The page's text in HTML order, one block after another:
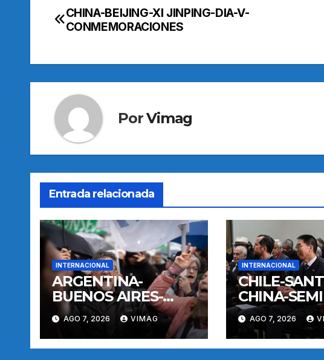
Navegación
entradas
CHINA-BEIJING-XI JINPING-DIA-V-
CONMEMORACIONES
PorVimag
Entrada relacionada
INTERNACIONAL
ARGENTINA-
BUENOS AIRES-
MANIFESTACION
AGO 7, 2026 VIMAG
INTERNACIONAL
CHILE-
CHINA-
AGO 7, 2026